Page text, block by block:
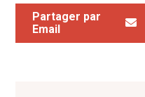
Partager par
Email